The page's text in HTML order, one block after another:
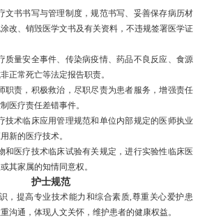
文书书写与管理制度，规范书写、妥善保存病历材
改、销毁医学文书及有关资料，不违规签署医学证
质量安全事件、传染病疫情、药品不良反应、 食源
非正常死亡等法定报告职责。
职责，积极救治，尽职尽责为患者服务，增强责任
医疗责任差错事件。
技术临床应用管理规范和单位内部规定的医师执业
新的医疗技术。
和医疗技术临床试验有关规定，进行实验性临床医
其家属的知情同意权。
护士规范
，提高专业技术能力和综合素质,尊重关心爱护患
沟通，体现人文关怀，维护患者的健康权益。